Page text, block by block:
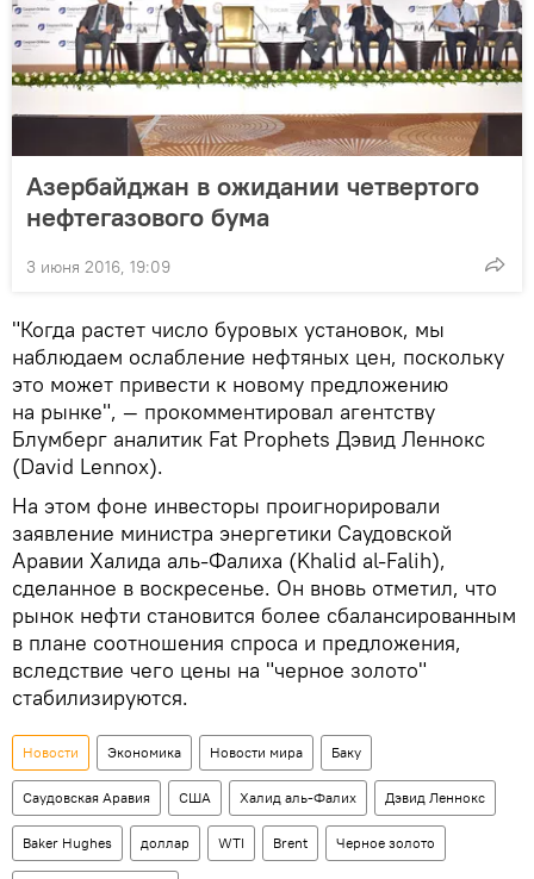
Азербайджан в ожидании четвертого
нефтегазового бума
3 июня 2016, 19:09
"Когда растет число буровых установок, мы
наблюдаем ослабление нефтяных цен, поскольку
это может привести к новому предложению
на рынке", — прокомментировал агентству
Блумберг аналитик Fat Prophets Дэвид Леннокс
(David Lennox).
На этом фоне инвесторы проигнорировали
заявление министра энергетики Саудовской
Аравии Халида аль-Фалиха (Khalid al-Falih),
сделанное в воскресенье. Он вновь отметил, что
рынок нефти становится более сбалансированным
в плане соотношения спроса и предложения,
вследствие чего цены на "черное золото"
стабилизируются.
Новости Экономика Новости мира Баку
Саудовская Аравия США Халид аль-Фалих Дэвид Леннокс
Baker Hughes доллар WTI Brent Черное золото